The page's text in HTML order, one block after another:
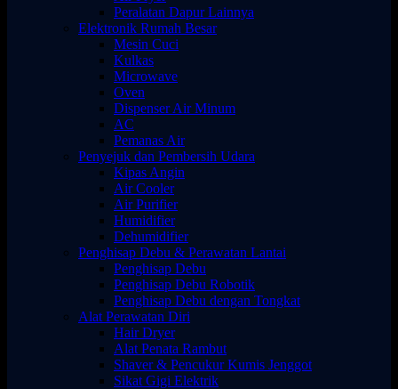
Peralatan Dapur Lainnya
Elektronik Rumah Besar
Mesin Cuci
Kulkas
Microwave
Oven
Dispenser Air Minum
AC
Pemanas Air
Penyejuk dan Pembersih Udara
Kipas Angin
Air Cooler
Air Purifier
Humidifier
Dehumidifier
Penghisap Debu & Perawatan Lantai
Penghisap Debu
Penghisap Debu Robotik
Penghisap Debu dengan Tongkat
Alat Perawatan Diri
Hair Dryer
Alat Penata Rambut
Shaver & Pencukur Kumis Jenggot
Sikat Gigi Elektrik